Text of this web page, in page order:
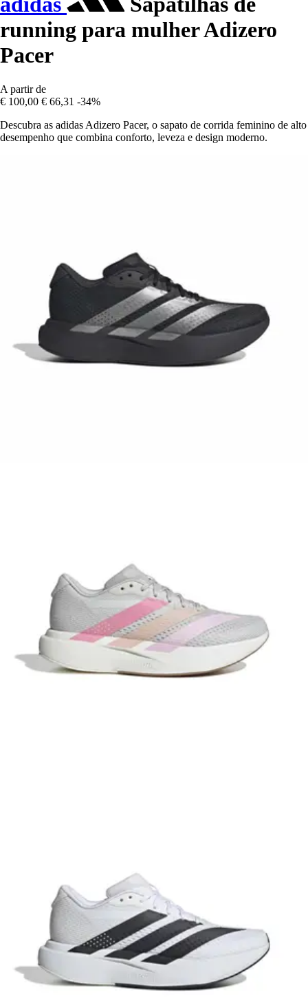
running para mulher Adizero
Pacer
A partir de
€ 100,00 € 66,31 -34%
Descubra as adidas Adizero Pacer, o sapato de corrida feminino de alto
desempenho que combina conforto, leveza e design moderno.